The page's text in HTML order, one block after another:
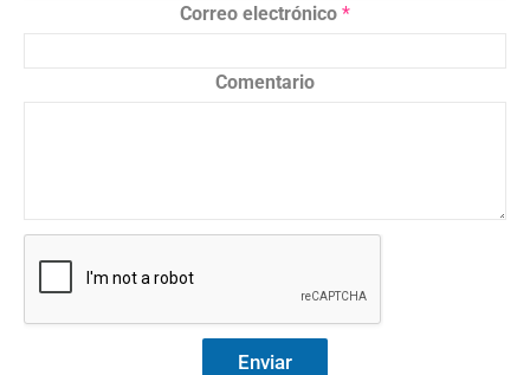
Correo electrónico *
Comentario
Enviar